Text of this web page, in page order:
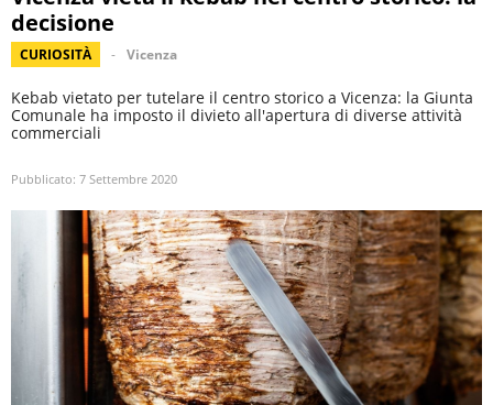
decisione
CURIOSITÀ Vicenza
Kebab vietato per tutelare il centro storico a Vicenza: la Giunta
Comunale ha imposto il divieto all'apertura di diverse attività
commerciali
Pubblicato: 7 Settembre 2020